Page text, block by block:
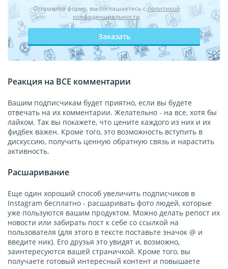
Отправляя форму, вы соглашаетесь сполитикой
конфиденциальности
Заказать
Реакция на ВСЕ комментарии
Вашим подписчикам будет приятно, если вы будете
отвечать на их комментарии. Желательно - на все, хотя бы
лайком. Так вы покажете, что цените каждого из них и их
фидбек важен. Кроме того, это возможность вступить в
дискуссию, получить ценную обратную связь и нарастить
активность.
Расшаривание
Еще один хороший способ увеличить подписчиков в
Instagram бесплатно - расшаривать фото людей, которые
уже пользуются вашим продуктом. Можно делать репост их
новости или забирать пост к себе со ссылкой на
пользователя (для этого в тексте поставьте значок @ и
введите ник). Его друзья это увидят и, возможно,
заинтересуются вашей страничкой. Кроме того, вы
получаете готовый интересный контент и повышаете